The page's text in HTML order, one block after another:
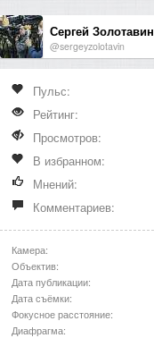
Сергей Золотавин
@sergeyzolotavin
Пульс:
Рейтинг:
Просмотров:
В избранном:
Мнений:
Комментариев:
Камера:
Объектив:
Дата публикации:
Дата съёмки:
Фокусное расстояние:
Диафрагма: